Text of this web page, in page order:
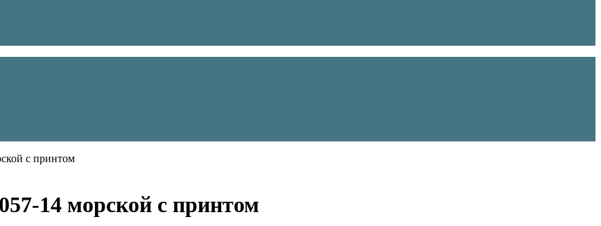
с принтом
14 морской с принтом